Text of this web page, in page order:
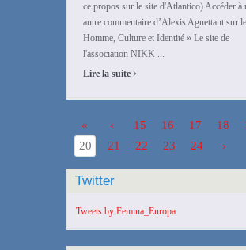
ce propos sur le site d'Atlantico) Accéder à
autre commentaire d’Alexis Aguettant sur
Homme, Culture et Identité » Le site de
l'association NIKK ...
Lire la suite ›
« ‹ 15 16 17 18
20
21 22 23 24 ›
Twitter
Tweets by Femina_Europa